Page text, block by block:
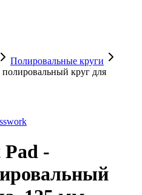
Полировальные круги
круг для
-